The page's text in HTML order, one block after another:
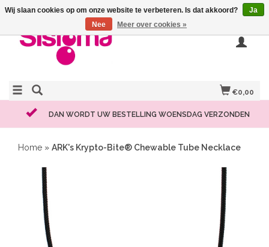
€0,00
DAN WORDT UW BESTELLING WOENSDAG VERZONDEN
Home » ARK's Krypto-Bite® Chewable Tube Necklace
Wij slaan cookies op om onze website te verbeteren. Is dat akkoord?
Ja
Nee
Meer over cookies »